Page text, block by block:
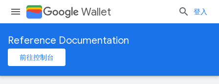
Wallet 登入
Reference Documentation
前往控制台